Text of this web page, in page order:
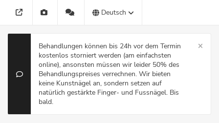
Deutsch
Behandlungen können bis 24h vor dem Termin
kostenlos storniert werden (am einfachsten
online), ansonsten müssen wir leider 50% des
Behandlungspreises verrechnen. Wir bieten
keine Kunstnägel an, sondern setzen auf
natürlich gestärkte Finger- und Fussnägel. Bis
bald.